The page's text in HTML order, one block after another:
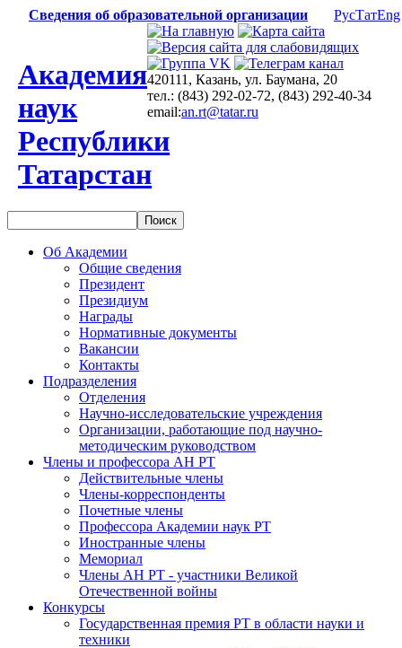
Сведения об образовательной организации РусТатEng
Академия
наук
Республики
Татарстан
420111, Казань, ул. Баумана, 20
тел.: (843) 292-02-72, (843) 292-40-34
email:an.rt@tatar.ru
Об Академии
Общие сведения
Президент
Президиум
Награды
Нормативные документы
Вакансии
Контакты
Подразделения
Отделения
Научно-исследовательские учреждения
Организации, работающие под научно-
методическим руководством
Члены и профессора АН РТ
Действительные члены
Члены-корреспонденты
Почетные члены
Профессора Академии наук РТ
Иностранные члены
Мемориал
Члены АН РТ - участники Великой
Отечественной войны
Конкурсы
Государственная премия РТ в области науки и
техники